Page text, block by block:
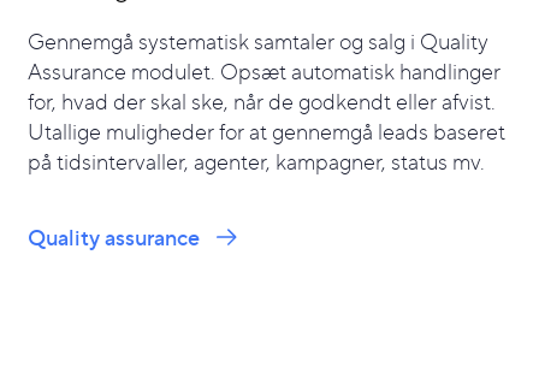
Gennemgå systematisk samtaler og salg i Quality
Assurance modulet. Opsæt automatisk handlinger
for, hvad der skal ske, når de godkendt eller afvist.
Utallige muligheder for at gennemgå leads baseret
på tidsintervaller, agenter, kampagner, status mv.
Quality assurance